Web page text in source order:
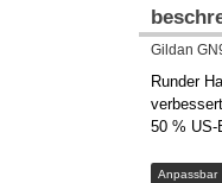
Gildan
Runder
50 % US-
Anpassbar